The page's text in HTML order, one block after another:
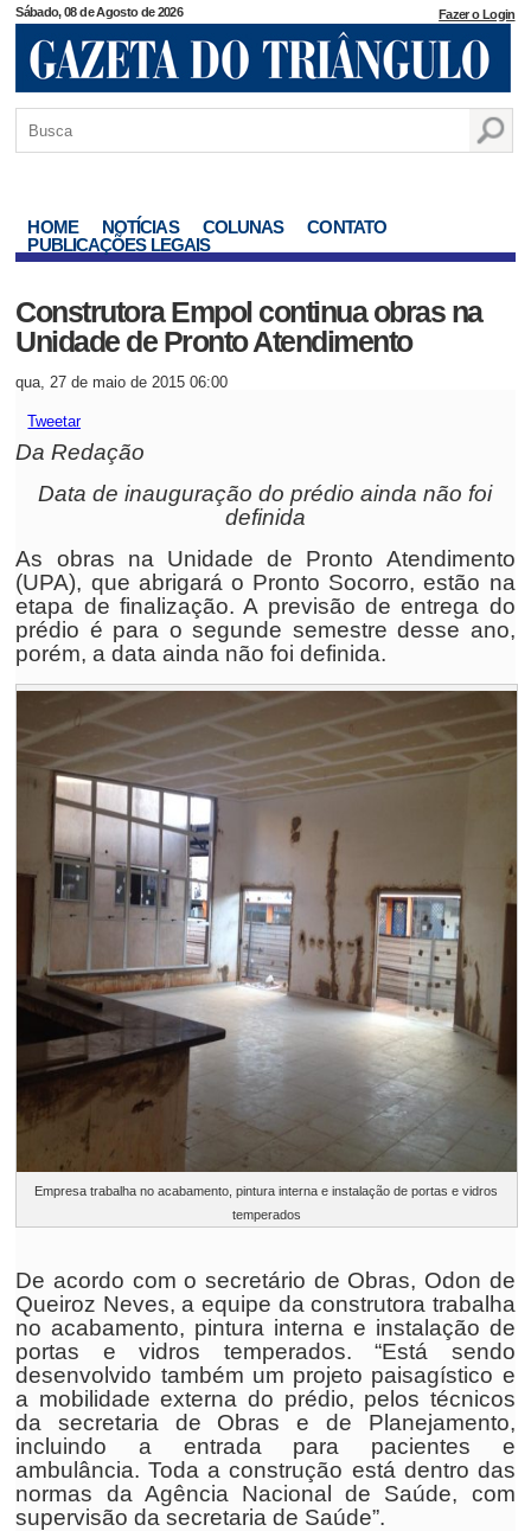
Sábado, 08 de Agosto de 2026 Fazer o Login
HOME NOTÍCIAS COLUNAS
CONTATO
PUBLICAÇÕES LEGAIS
Construtora Empol continua obras na
Unidade de Pronto Atendimento
qua, 27 de maio de 2015 06:00
Tweetar
Da Redação
Data de inauguração do prédio ainda não foi
definida
As obras na Unidade de Pronto Atendimento
(UPA), que abrigará o Pronto Socorro, estão na
etapa de finalização. A previsão de entrega do
prédio é para o segunde semestre desse ano,
porém, a data ainda não foi definida.
Empresa trabalha no acabamento, pintura interna e instalação de portas e vidros
temperados
De acordo com o secretário de Obras, Odon de
Queiroz Neves, a equipe da construtora trabalha
no acabamento, pintura interna e instalação de
portas e vidros temperados. “Está sendo
desenvolvido também um projeto paisagístico e
a mobilidade externa do prédio, pelos técnicos
da secretaria de Obras e de Planejamento,
incluindo a entrada para pacientes e
ambulância. Toda a construção está dentro das
normas da Agência Nacional de Saúde, com
supervisão da secretaria de Saúde”.